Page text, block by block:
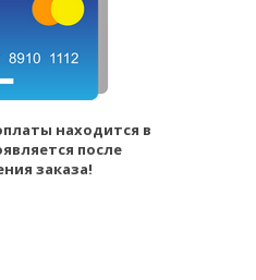
находится в
после
заказа!